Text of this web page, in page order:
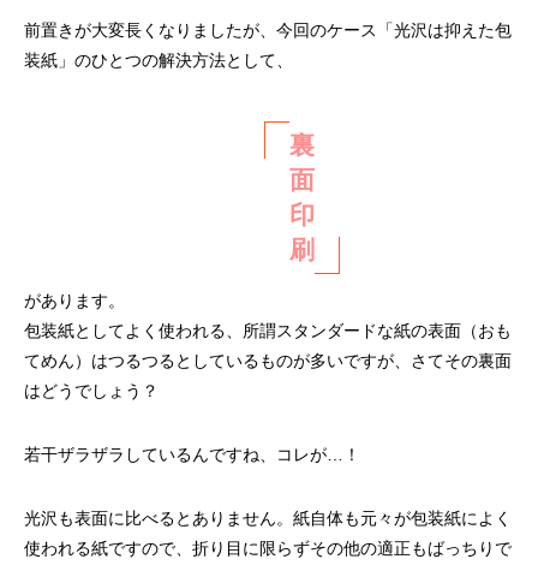
前置きが大変長くなりましたが、今回のケース「光沢は抑えた包
装紙」のひとつの解決方法として、
裏
面
印
刷
があります。
包装紙としてよく使われる、所謂スタンダードな紙の表面（おも
てめん）はつるつるとしているものが多いですが、さてその裏面
はどうでしょう？
若干ザラザラしているんですね、コレが…！
光沢も表面に比べるとありません。紙自体も元々が包装紙によく
使われる紙ですので、折り目に限らずその他の適正もばっちりで